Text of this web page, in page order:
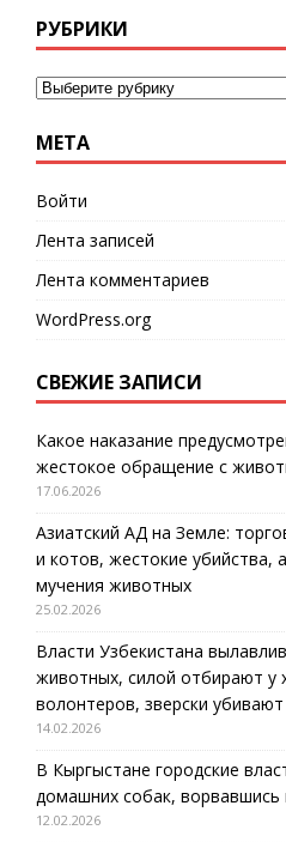
РУБРИКИ
МЕТА
Войти
Лента записей
Лента комментариев
WordPress.org
СВЕЖИЕ ЗАПИСИ
Какое наказание
жестокое обращение с
17.06.2026
Азиатский АД на Земле:
и котов, жестокие убийства,
мучения животных
25.02.2026
Власти Узбекистана
животных, силой отбирают у
волонтеров, зверски
14.02.2026
В Кыргыстане городские
домашних собак, ворвавшись
12.02.2026